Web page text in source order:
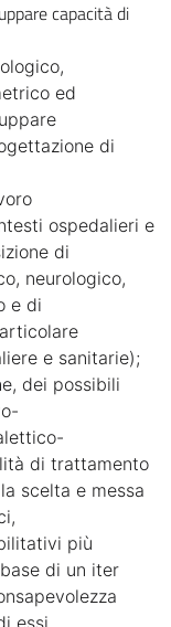
capacità di
ed
di
ospedalieri e
di
neurologico,
e di
e sanitarie);
dei possibili
di trattamento
scelta e messa
più
di un iter
essi.